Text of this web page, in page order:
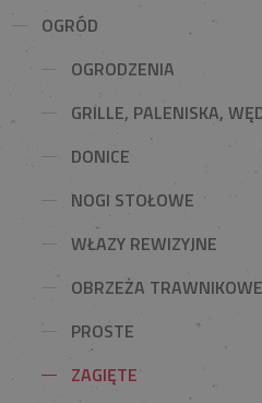
OGRÓD
OGRODZENIA
GRILLE, PALENISKA,
DONICE
NOGI STOŁOWE
WŁAZY REWIZYJNE
OBRZEŻA TRAWNIKOWE
PROSTE
ZAGIĘTE